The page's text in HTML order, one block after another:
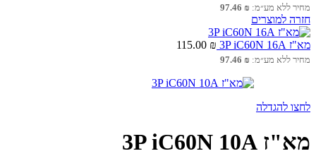
מחיר ללא מע״מ: 97.46 ₪
חזרה למוצרים
מא"ז 3P iC60N 16A 115.00 ₪
מחיר ללא מע״מ: 97.46 ₪
לחצו להגדלה
מא"ז 3P iC60N 10A